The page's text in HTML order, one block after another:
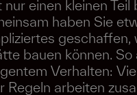
nur einen kleinen Teil
haben Sie
geschaffen,
bauen können. So
Verhalten:
Regeln arbeiten